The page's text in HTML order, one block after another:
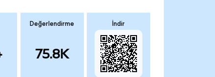
Değerlendirme
75.8K
İndir